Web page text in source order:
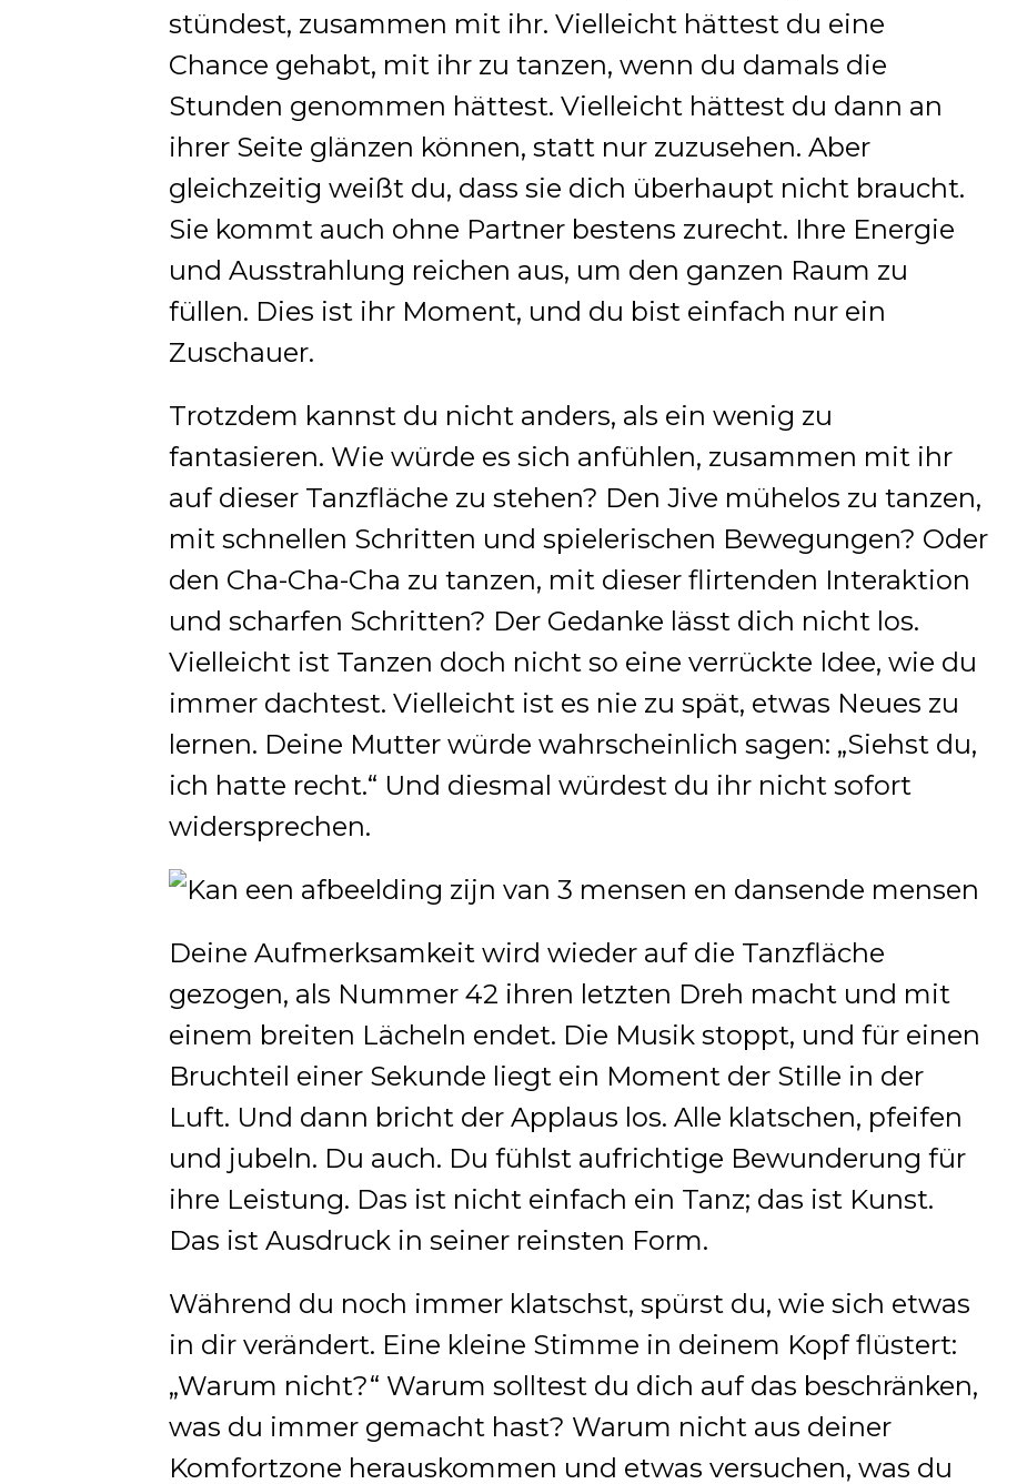
stündest, zusammen mit ihr. Vielleicht hättest du eine
Chance gehabt, mit ihr zu tanzen, wenn du damals die
Stunden genommen hättest. Vielleicht hättest du dann an
ihrer Seite glänzen können, statt nur zuzusehen. Aber
gleichzeitig weißt du, dass sie dich überhaupt nicht braucht.
Sie kommt auch ohne Partner bestens zurecht. Ihre Energie
und Ausstrahlung reichen aus, um den ganzen Raum zu
füllen. Dies ist ihr Moment, und du bist einfach nur ein
Zuschauer.
Trotzdem kannst du nicht anders, als ein wenig zu
fantasieren. Wie würde es sich anfühlen, zusammen mit ihr
auf dieser Tanzfläche zu stehen? Den Jive mühelos zu tanzen,
mit schnellen Schritten und spielerischen Bewegungen? Oder
den Cha-Cha-Cha zu tanzen, mit dieser flirtenden Interaktion
und scharfen Schritten? Der Gedanke lässt dich nicht los.
Vielleicht ist Tanzen doch nicht so eine verrückte Idee, wie du
immer dachtest. Vielleicht ist es nie zu spät, etwas Neues zu
lernen. Deine Mutter würde wahrscheinlich sagen: „Siehst du,
ich hatte recht.“ Und diesmal würdest du ihr nicht sofort
widersprechen.
Deine Aufmerksamkeit wird wieder auf die Tanzfläche
gezogen, als Nummer 42 ihren letzten Dreh macht und mit
einem breiten Lächeln endet. Die Musik stoppt, und für einen
Bruchteil einer Sekunde liegt ein Moment der Stille in der
Luft. Und dann bricht der Applaus los. Alle klatschen, pfeifen
und jubeln. Du auch. Du fühlst aufrichtige Bewunderung für
ihre Leistung. Das ist nicht einfach ein Tanz; das ist Kunst.
Das ist Ausdruck in seiner reinsten Form.
Während du noch immer klatschst, spürst du, wie sich etwas
in dir verändert. Eine kleine Stimme in deinem Kopf flüstert:
„Warum nicht?“ Warum solltest du dich auf das beschränken,
was du immer gemacht hast? Warum nicht aus deiner
Komfortzone herauskommen und etwas versuchen, was du